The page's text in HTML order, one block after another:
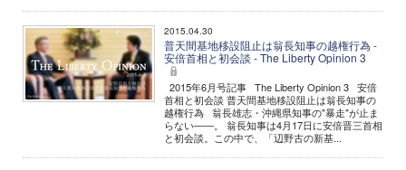
2015.04.30
普天間基地移設阻止は翁長知事の越権行為 -
安倍首相と初会談 - The Liberty Opinion 3
2015年6月号記事 The Liberty Opinion 3 安倍
首相と初会談 普天間基地移設阻止は翁長知事の
越権行為 翁長雄志・沖縄県知事の"暴走"が止ま
らない――。 翁長知事は4月17日に安倍晋三首相
と初会談。この中で、「辺野古の新基...